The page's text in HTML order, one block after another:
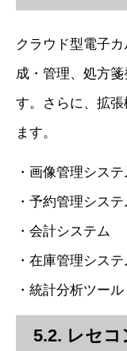
クラウド型電子
成・管理、処方
す。さらに、拡
ます。
・画像管理シス
・予約管理システ
・会計システム
・在庫管理システ
・統計分析ツール
5.2. レセ